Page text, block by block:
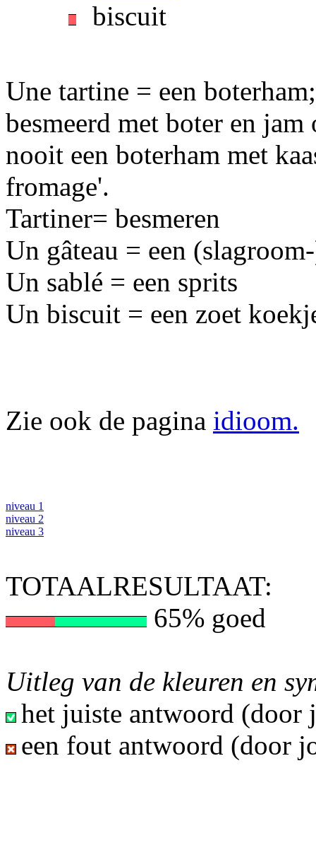
biscuit
Une tartine = een
besmeerd met boter en jam
nooit een boterham met
fromage'.
Tartiner= besmeren
Un gâteau = een
Un sablé = een sprits
Un biscuit = een zoet
Zie ook de pagina idioom.
niveau 1
niveau 2
niveau 3
TOTAALRESULTAAT:
65% goed
Uitleg van de kleuren en
het juiste antwoord (door
een fout antwoord (door